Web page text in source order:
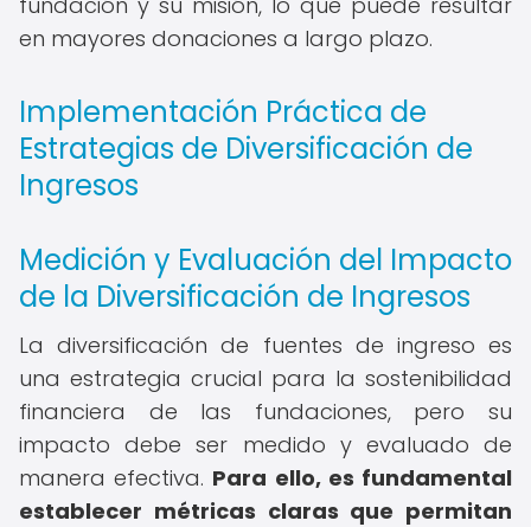
en mayores donaciones a largo plazo.
Implementación Práctica de
Estrategias de Diversificación de
Ingresos
Medición y Evaluación del Impacto
de la Diversificación de Ingresos
La diversificación de fuentes de ingreso es
una estrategia crucial para la sostenibilidad
financiera de las fundaciones, pero su
impacto debe ser medido y evaluado de
manera efectiva. Para ello, es fundamental
establecer métricas claras que permitan